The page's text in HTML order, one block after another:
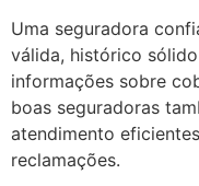
Uma seguradora
válida, histórico
informações sobre
boas seguradoras
atendimento
reclamações.